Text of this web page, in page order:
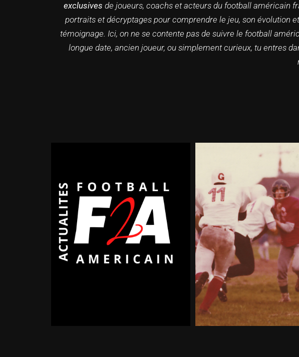
exclusives de joueurs, coachs et acteurs du football américain
portraits et décryptages pour comprendre le jeu, son évolution
témoignage. Ici, on ne se contente pas de suivre le football
longue date, ancien joueur, ou simplement curieux, tu entres